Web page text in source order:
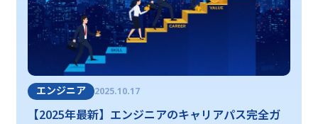
エンジニア 2025.10.17
【2025年最新】エンジニアのキャリアパス完全ガ